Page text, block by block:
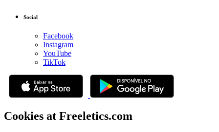
Social
Facebook
Instagram
YouTube
TikTok
Cookies at Freeletics.com